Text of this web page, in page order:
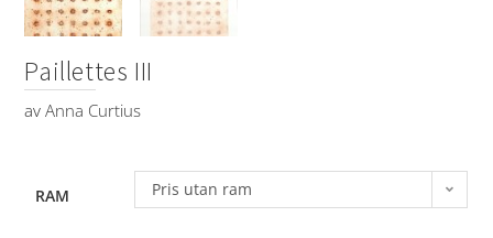
Paillettes III
avAnna Curtius
RAM Pris utan ram